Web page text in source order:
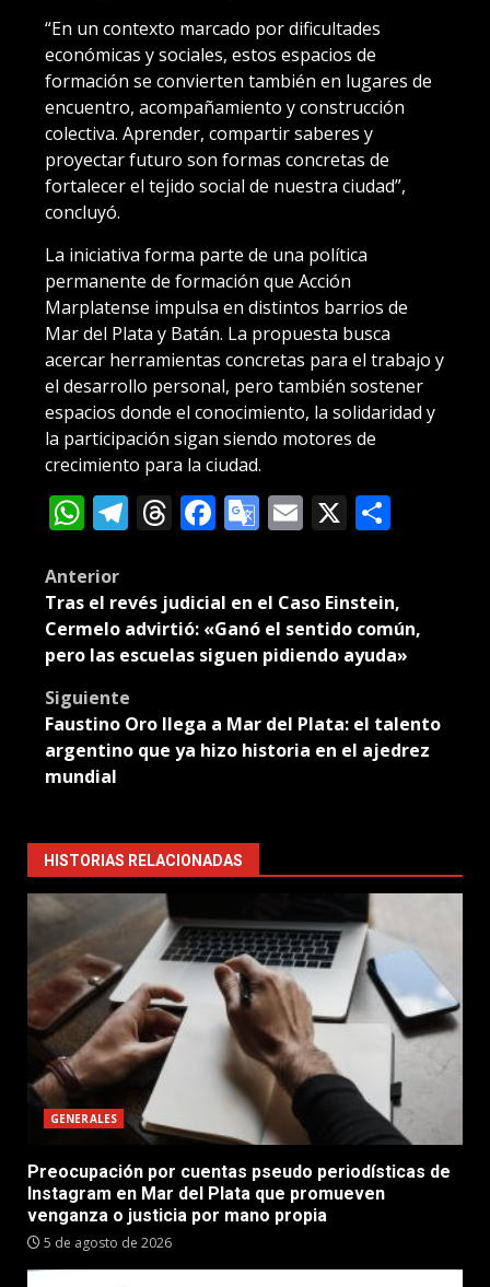
“En un contexto marcado por dificultades
económicas y sociales, estos espacios de
formación se convierten también en lugares de
encuentro, acompañamiento y construcción
colectiva. Aprender, compartir saberes y
proyectar futuro son formas concretas de
fortalecer el tejido social de nuestra ciudad”,
concluyó.
La iniciativa forma parte de una política
permanente de formación que Acción
Marplatense impulsa en distintos barrios de
Mar del Plata y Batán. La propuesta busca
acercar herramientas concretas para el trabajo y
el desarrollo personal, pero también sostener
espacios donde el conocimiento, la solidaridad y
la participación sigan siendo motores de
crecimiento para la ciudad.
WhatsApp
Telegram
Threads
Facebook
Google
Email
X
Post
navigation
Anterior
Tras el revés judicial en el Caso Einstein,
Cermelo advirtió: «Ganó el sentido común,
pero las escuelas siguen pidiendo ayuda»
Siguiente
Faustino Oro llega a Mar del Plata: el talento
argentino que ya hizo historia en el ajedrez
mundial
HISTORIAS RELACIONADAS
GENERALES
Preocupación por cuentas pseudo periodísticas de
Instagram en Mar del Plata que promueven
venganza o justicia por mano propia
5 de agosto de 2026